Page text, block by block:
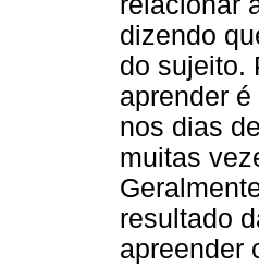
dizendo
do sujeito.
aprender
nos dias
muitas
resultado
apreender